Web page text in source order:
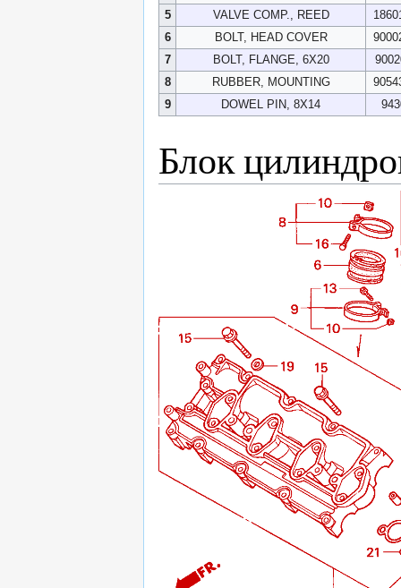
5
VALVE COMP., REED
6
BOLT, HEAD COVER
7
BOLT, FLANGE, 6X20
8
RUBBER, MOUNTING
9
DOWEL PIN, 8X14
Блок